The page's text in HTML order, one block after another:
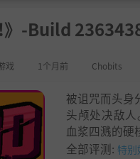
-Build
戏 1个月前 Chobits
被诅咒而头身
头颅处决敌
血浆四溅的硬
全部评测: 特